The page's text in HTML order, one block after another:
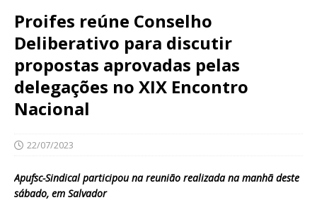
Proifes reúne Conselho
Deliberativo para discutir
propostas aprovadas pelas
delegações no XIX Encontro
Nacional
22/07/2023
Apufsc-Sindical participou na reunião realizada na manhã deste
sábado, em Salvador